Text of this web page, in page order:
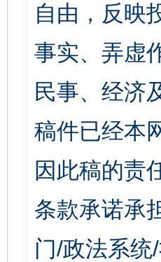
自由，反映
事实、弄虚
民事、经济
稿件已经本
因此稿的责
条款承诺承
门/政法系